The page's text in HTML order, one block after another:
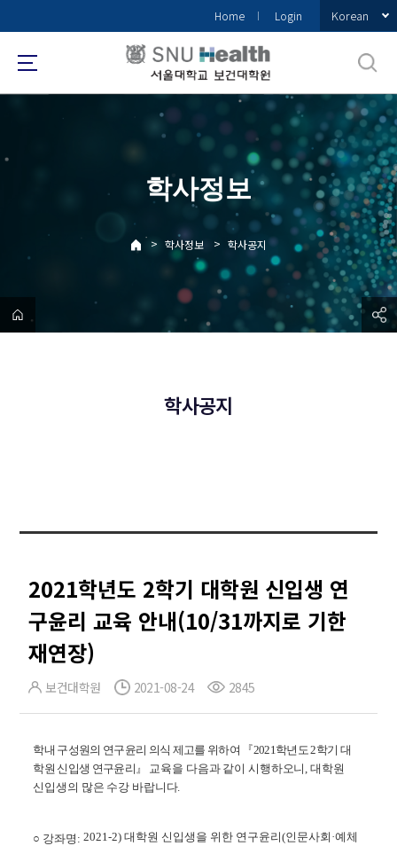
로
메
Home Login Korean
학사정보
> 학사정보 > 학사공지
학사공지
2021학년도 2학기 대학원 신입생 연
구윤리 교육 안내(10/31까지로 기한
재연장)
보건대학원 2021-08-24 2845
학내 구성원의 연구윤리 의식 제고를 위하여 『2021학년도 2학기 대
학원 신입생 연구윤리』
교육을 다음과 같이 시행하오니, 대학원
신입생의 많은 수강 바랍니다.
○ 강좌명:2021-2) 대학원 신입생을 위한 연구윤리(인문사회·예체